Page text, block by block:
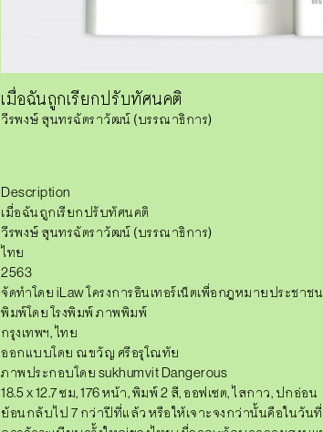
เมื่อฉันถูกเรียกปรับทัศนคติ
วีรพงษ์ สุนทรฉัตราวัฒน์ (บรรณาธิการ)
Description
เมื่อฉันถูกเรียกปรับทัศนคติ
วีรพงษ์ สุนทรฉัตราวัฒน์ (บรรณาธิการ)
ไทย
2563
จัดทำโดย iLaw โครงการอินเทอร์เน็ตเพื่อกฎหมายประชาชน
พิมพ์โดย โรงพิมพ์ ภาพพิมพ์
กรุงเทพฯ, ไทย
ออกแบบโดย ณขวัญ ศรีอรุโณทัย
ภาพประกอบโดย sukhumvit Dangerous
18.5 x 12.7 ซม, 176 หน้า, พิมพ์ 2 สี, ออฟเซต, ไสกาว, ปกอ่อน
ย้อนกลับไป 7 กว่าปีที่แล้ว หรือให้เจาะจงกว่านั้นคือในวัน